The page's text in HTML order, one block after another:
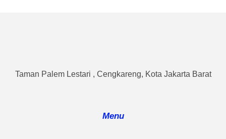
Taman Palem Lestari , Cengkareng, Kota Jakarta Barat
Menu